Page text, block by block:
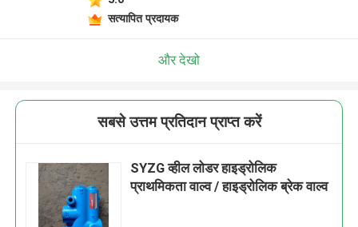
सत्यापित प्रदायक
और देखो
सबसे उत्तम प्रतिदान प्राप्त करें
SYZG व्हील लोडर हाइड्रोलिक
प्राथमिकता वाल्व / हाइड्रोलिक ब्रेक वाल्व